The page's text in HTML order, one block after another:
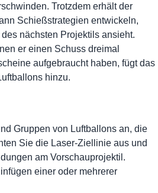
Trotzdem erhält der
Schießstrategien entwickeln,
nächsten Projektils ansieht.
er einen Schuss dreimal
aufgebraucht haben, fügt das
hinzu.
Gruppen von Luftballons an, die
Sie die Laser-Ziellinie aus und
am Vorschauprojektil.
einer oder mehrerer